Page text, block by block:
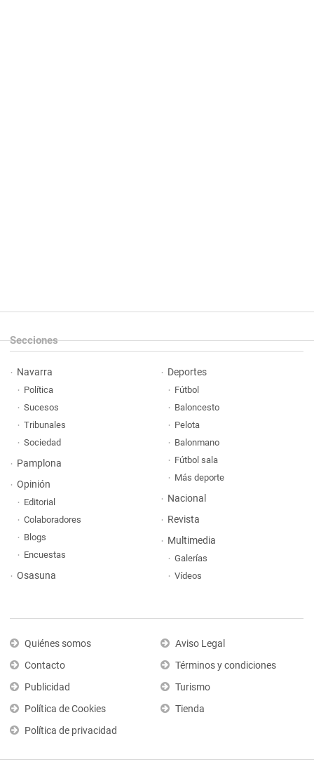
Secciones
Navarra
Política
Sucesos
Tribunales
Sociedad
Pamplona
Opinión
Editorial
Colaboradores
Blogs
Encuestas
Osasuna
Deportes
Fútbol
Baloncesto
Pelota
Balonmano
Fútbol sala
Más deporte
Nacional
Revista
Multimedia
Galerías
Vídeos
Quiénes somos
Contacto
Publicidad
Política de Cookies
Política de privacidad
Aviso Legal
Términos y condiciones
Turismo
Tienda